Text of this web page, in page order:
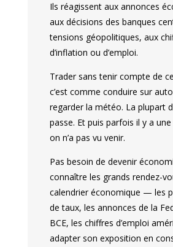
Ils réagissent aux annonces
aux décisions des banques
tensions géopolitiques, aux
d’inflation ou d’emploi.
Trader sans tenir compte de
c’est comme conduire sur
regarder la météo. La plupart
passe. Et puis parfois il y a
on n’a pas vu venir.
Pas besoin de devenir
connaître les grands rendez-
calendrier économique — les
de taux, les annonces de la
BCE, les chiffres d’emploi
adapter son exposition en